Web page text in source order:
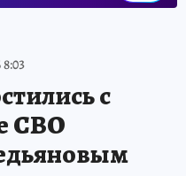
В МАХ!
с
СВО